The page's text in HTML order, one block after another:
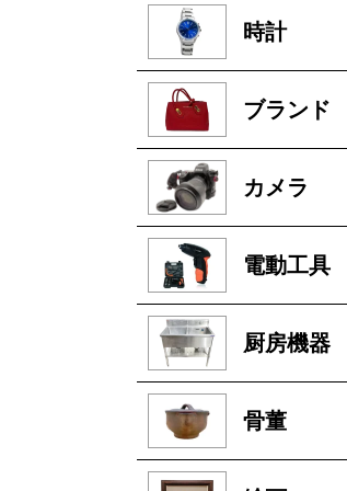
時計
ブランド
カメラ
電動工具
厨房機器
骨董